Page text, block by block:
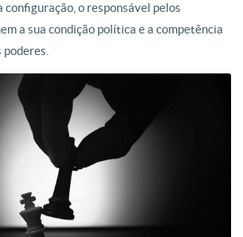
configuração, o responsável pelos
a sua condição política e a competência